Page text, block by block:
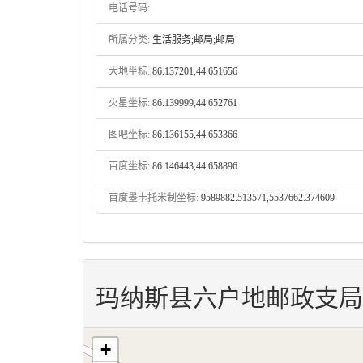
电话号码:
所属分类: 生活服务;邮局;邮局
大地坐标: 86.137201,44.651656
火星坐标: 86.139999,44.652761
图吧坐标: 86.136155,44.653366
百度坐标: 86.146443,44.658896
百度墨卡托米制坐标: 9589882.513571,5537662.374609
玛纳斯县六户地邮政支
+